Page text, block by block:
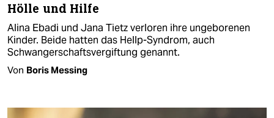
Hölle und Hilfe
Alina Ebadi und Jana Tietz verloren ihre ungeborenen
Kinder. Beide hatten das Hellp-Syndrom, auch
Schwangerschaftsvergiftung genannt.
Von Boris Messing